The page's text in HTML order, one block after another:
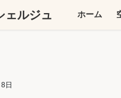
ェルジュ ホーム
日